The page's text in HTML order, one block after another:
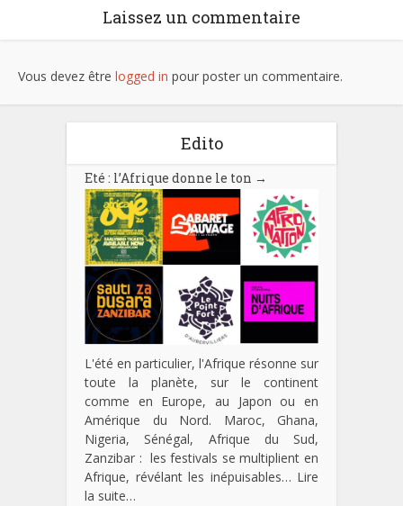
Laissez un commentaire
Vous devez être logged in pour poster un commentaire.
Edito
Eté : l’Afrique donne le ton →
L'été en particulier, l'Afrique résonne sur
toute la planète, sur le continent
comme en Europe, au Japon ou en
Amérique du Nord. Maroc, Ghana,
Nigeria, Sénégal, Afrique du Sud,
Zanzibar : les festivals se multiplient en
Afrique, révélant les inépuisables… Lire
la suite…